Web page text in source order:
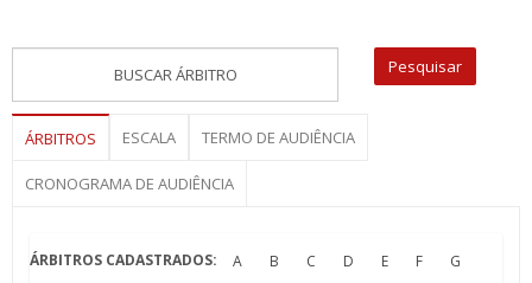
ÁRBITROS ESCALA TERMO DE AUDIÊNCIA
CRONOGRAMA DE AUDIÊNCIA
ÁRBITROS CADASTRADOS: A B C D E F
G